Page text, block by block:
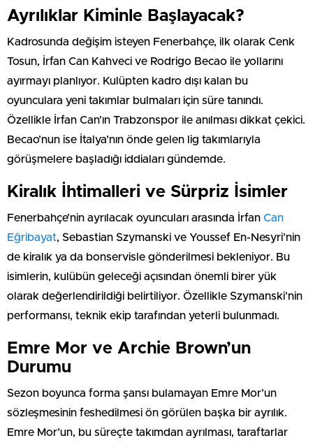
Ayrılıklar Kiminle Başlayacak?
Kadrosunda değişim isteyen Fenerbahçe, ilk olarak Cenk
Tosun, İrfan Can Kahveci ve Rodrigo Becao ile yollarını
ayırmayı planlıyor. Kulüpten kadro dışı kalan bu
oyunculara yeni takımlar bulmaları için süre tanındı.
Özellikle İrfan Can’ın Trabzonspor ile anılması dikkat çekici.
Becao’nun ise İtalya’nın önde gelen lig takımlarıyla
görüşmelere başladığı iddiaları gündemde.
Kiralık İhtimalleri ve Sürpriz İsimler
Fenerbahçe’nin ayrılacak oyuncuları arasında İrfan Can
Eğribayat, Sebastian Szymanski ve Youssef En-Nesyri’nin
de kiralık ya da bonservisle gönderilmesi bekleniyor. Bu
isimlerin, kulübün geleceği açısından önemli birer yük
olarak değerlendirildiği belirtiliyor. Özellikle Szymanski’nin
performansı, teknik ekip tarafından yeterli bulunmadı.
Emre Mor ve Archie Brown’un
Durumu
Sezon boyunca forma şansı bulamayan Emre Mor’un
sözleşmesinin feshedilmesi ön görülen başka bir ayrılık.
Emre Mor’un, bu süreçte takımdan ayrılması, taraftarlar